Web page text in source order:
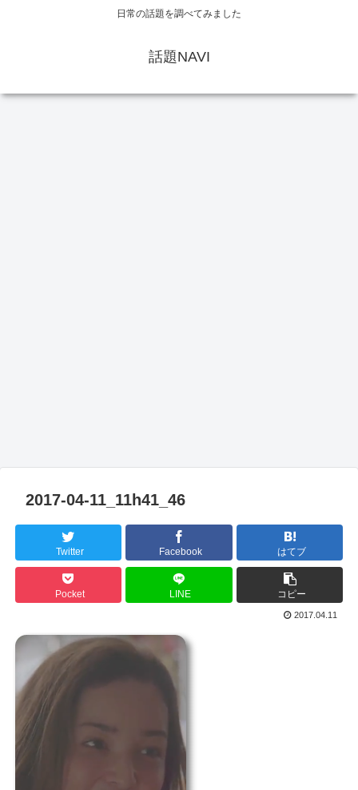
日常の話題を調べてみました
話題NAVI
2017-04-11_11h41_46
Twitter Facebook はてブ
Pocket LINE コピー
2017.04.11